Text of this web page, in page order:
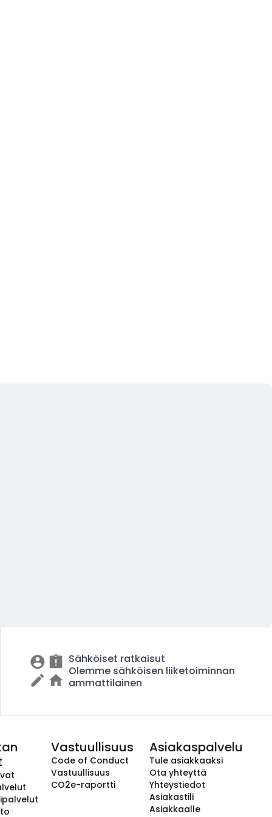
Sähköiset ratkaisut
Olemme sähköisen liiketoiminnan
ammattilainen
Vastuullisuus
Code of Conduct
Vastuullisuus
CO2e-raportti
Asiakaspalvelu
Tule asiakkaaksi
Ota yhteyttä
Yhteystiedot
Asiakastili
Asiakkaalle